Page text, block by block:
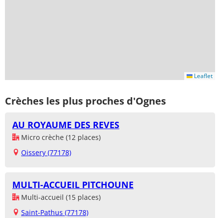
Leaflet
Crèches les plus proches d'Ognes
AU ROYAUME DES REVES
Micro crèche (12 places)
Oissery (77178)
MULTI-ACCUEIL PITCHOUNE
Multi-accueil (15 places)
Saint-Pathus (77178)